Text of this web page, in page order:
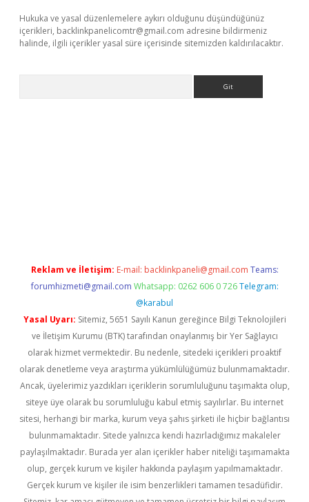
Hukuka ve yasal düzenlemelere aykırı olduğunu düşündüğünüz
içerikleri, backlinkpanelicomtr@gmail.com adresine bildirmeniz
halinde, ilgili içerikler yasal süre içerisinde sitemizden kaldırılacaktır.
Reklam ve İletişim: E-mail: backlinkpaneli@gmail.com Teams:
forumhizmeti@gmail.com Whatsapp: 0262 606 0 726 Telegram:
@karabul
Yasal Uyarı: Sitemiz, 5651 Sayılı Kanun gereğince Bilgi Teknolojileri
ve İletişim Kurumu (BTK) tarafından onaylanmış bir Yer Sağlayıcı
olarak hizmet vermektedir. Bu nedenle, sitedeki içerikleri proaktif
olarak denetleme veya araştırma yükümlülüğümüz bulunmamaktadır.
Ancak, üyelerimiz yazdıkları içeriklerin sorumluluğunu taşımakta olup,
siteye üye olarak bu sorumluluğu kabul etmiş sayılırlar. Bu internet
sitesi, herhangi bir marka, kurum veya şahıs şirketi ile hiçbir bağlantısı
bulunmamaktadır. Sitede yalnızca kendi hazırladığımız makaleler
paylaşılmaktadır. Burada yer alan içerikler haber niteliği taşımamakta
olup, gerçek kurum ve kişiler hakkında paylaşım yapılmamaktadır.
Gerçek kurum ve kişiler ile isim benzerlikleri tamamen tesadüfidir.